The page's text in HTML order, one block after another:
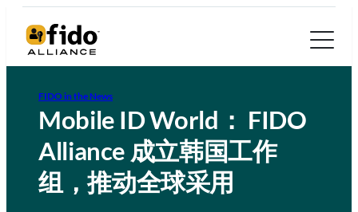
FIDO in the News
Mobile ID World： FIDO
Alliance 成立韩国工作
组，推动全球采用